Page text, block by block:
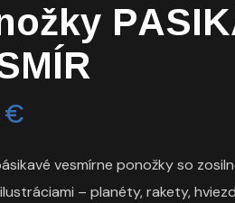
€
vesmírne ponožky so
– planéty, rakety,